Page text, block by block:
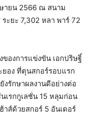
ายน 2566 ณ สนาม
ะยะ 7,302 หลา พาร์ 72
ของการแข่งขัน เอกปริษฐิ์
อง ที่ตุนสกอร์รอบแรก
งรักษาผลงานดีอย่างต่อ
เรกกูเลชั่น 15 หลุมก่อน
าส์ด้วยสกอร์ 5 อันเดอร์